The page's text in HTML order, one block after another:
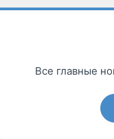
Все главные